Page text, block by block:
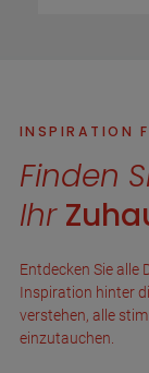
INSPIRATION
Finden
Ihr
Entdecken Sie alle
Inspiration hinter
verstehen, alle
einzutauchen.